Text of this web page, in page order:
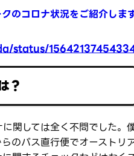
のコロナ状況をご紹介しま
status/
？
関しては全く不問でした。
のバス直行便でオーストリ